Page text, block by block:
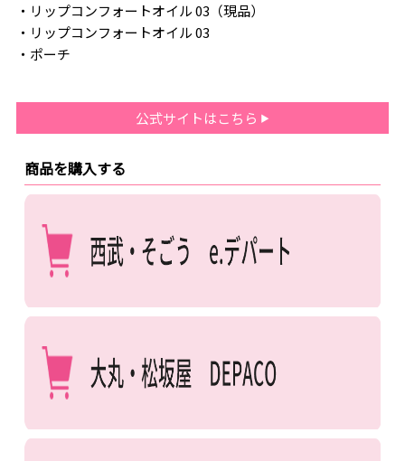
・リップコンフォートオイル 03（現品）
・リップコンフォートオイル 03
・ポーチ
公式サイトはこちら
商品を購入する